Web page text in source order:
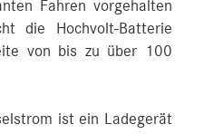
Fahren vorgehalten
die Hochvolt-Batterie
von bis zu über 100
ist ein Ladegerät